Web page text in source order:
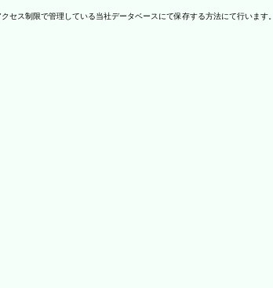
ス制限で管理している当社データベースにて保存する方法にて行います。